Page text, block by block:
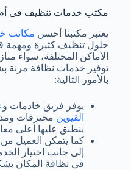
مكتب خدمات تنظيف في أم
يعتبر مكتبنا أحسن مكاتب
حلول تنظيف كثيرة ومهمة
الأماكن المختلفة، سواء
توفير خدمات نظافة مرنة
بالأمور التالية:
يوفر فريق خادمات و
القيوين محترفات
ينطبق عليها أعلى
كما يتمكن العميل من
إلى جانب اختيار
في نظافة المكان